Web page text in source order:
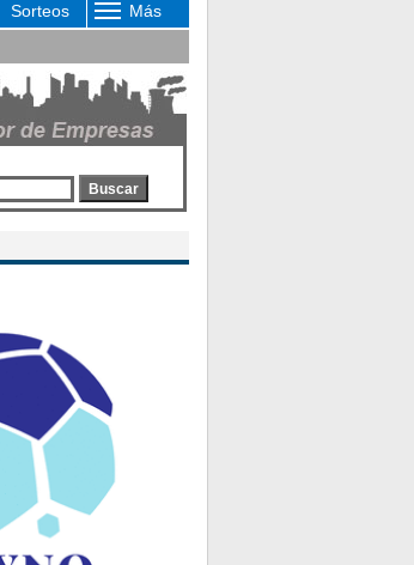
Sorteos
Más
Buscar